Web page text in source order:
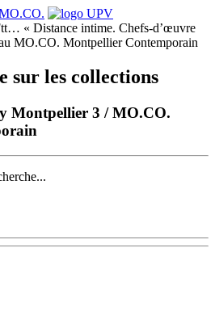
sur les collections
Montpellier 3 / MO.CO.